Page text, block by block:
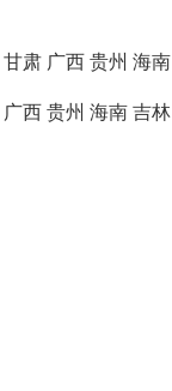
甘肃 广西 贵州 海南
广西 贵州 海南 吉林